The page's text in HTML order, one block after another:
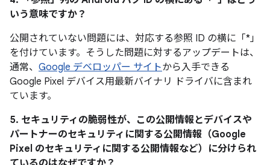
いう意味ですか？
公開されていない問題には、対応する参照 ID の横に「*」
を付けています。そうした問題に対するアップデートは、
通常、 Google デベロッパー サイトから入手できる
Google Pixel デバイス用最新バイナリ ドライバに含まれ
ています。
5. セキュリティの脆弱性が、この公開情報とデバイスや
パートナーのセキュリティに関する公開情報（Google
Pixel のセキュリティに関する公開情報など）に分けられ